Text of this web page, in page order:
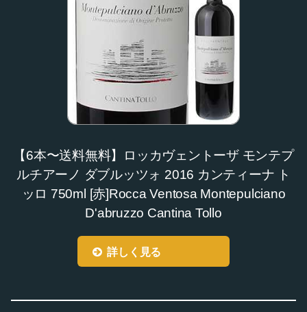
【6本〜送料無料】ロッカヴェントーザ モンテプ
ルチアーノ ダブルッツォ 2016 カンティーナ ト
ッロ 750ml [赤]Rocca Ventosa Montepulciano
D'abruzzo Cantina Tollo
詳しく見る